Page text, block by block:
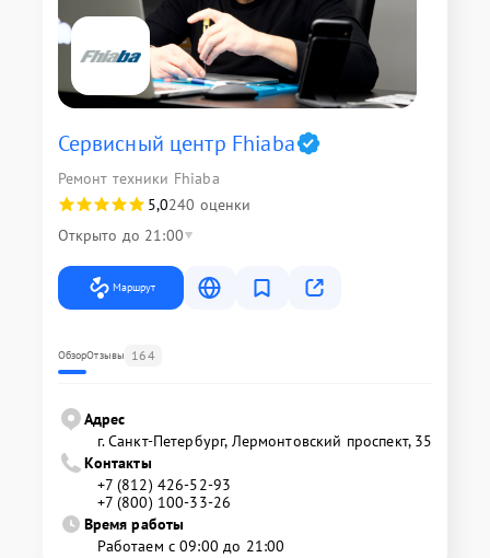
Сервисный центр Fhiaba
Ремонт техники Fhiaba
5,0240 оценки
Открыто до 21:00
Маршрут
ОбзорОтзывы 164
Адрес
г. Санкт-Петербург, Лермонтовский проспект, 35
Контакты
+7 (812) 426-52-93
+7 (800) 100-33-26
Время работы
Работаем с 09:00 до 21:00